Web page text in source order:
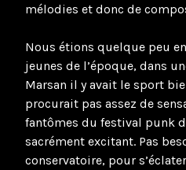
mélodies et donc de
Nous étions quelque peu
jeunes de l’époque, dans
Marsan il y avait le sport
procurait pas assez de
fantômes du festival punk
sacrément excitant. Pas
conservatoire, pour